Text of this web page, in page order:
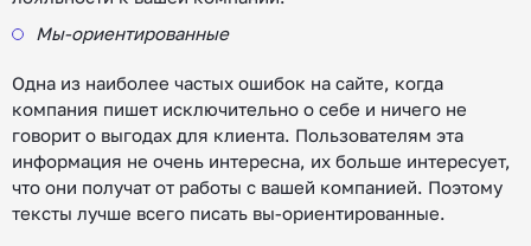
Мы-ориентированные
Одна из наиболее частых ошибок на сайте, когда
компания пишет исключительно о себе и ничего не
говорит о выгодах для клиента. Пользователям эта
информация не очень интересна, их больше интересует,
что они получат от работы с вашей компанией. Поэтому
тексты лучше всего писать вы-ориентированные.